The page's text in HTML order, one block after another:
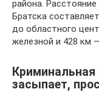
района.
Братска
до областного
железной и 428 км
Криминальная
засыпает,